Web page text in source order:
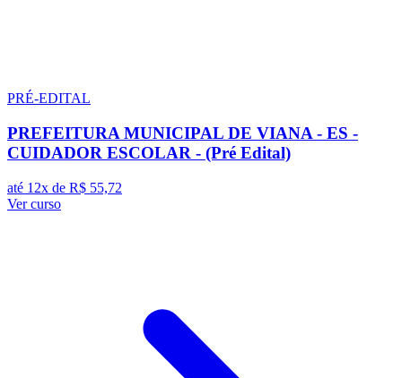
PRÉ-EDITAL
PREFEITURA MUNICIPAL DE VIANA - ES -
CUIDADOR ESCOLAR - (Pré Edital)
até 12x de R$ 55,72
Ver curso